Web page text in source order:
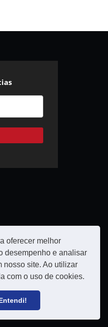
oferecer melhor
desempenho e analisar
nosso site. Ao utilizar
com o uso de cookies.
Filie-se